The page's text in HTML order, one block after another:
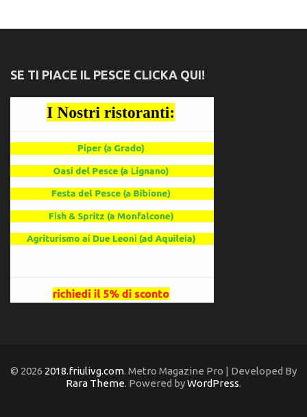
SE TI PIACE IL PESCE CLICKA QUI!
© 2026 2018.friulivg.com. Metro Magazine Pro | Developed By
Rara Theme. Powered byWordPress.